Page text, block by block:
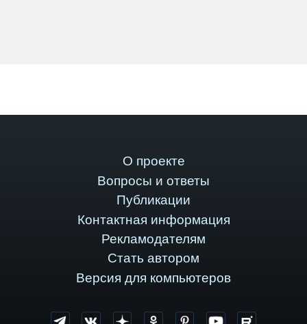
О проекте
Вопросы и ответы
Публикации
Контактная информация
Рекламодателям
Стать автором
Версия для компьютеров